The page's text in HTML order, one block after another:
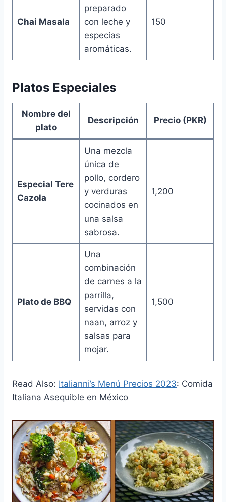
Chai Masala
preparado
con leche y
especias
aromáticas.
150
Platos Especiales
Nombre del
plato
Descripción Precio (PKR)
Especial Tere
Cazola
Una mezcla
única de
pollo, cordero
y verduras
cocinados en
una salsa
sabrosa.
1,200
Plato de BBQ
Una
combinación
de carnes a la
parrilla,
servidas con
naan, arroz y
salsas para
mojar.
1,500
Read Also: Italianni’s Menú Precios 2023: Comida
Italiana Asequible en México